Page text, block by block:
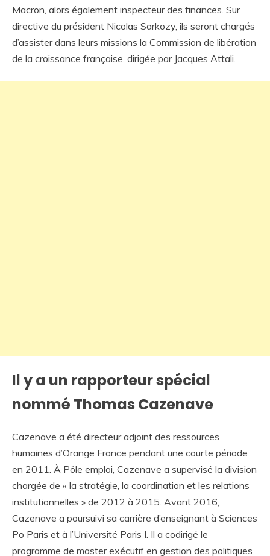
Macron, alors également inspecteur des finances. Sur
directive du président Nicolas Sarkozy, ils seront chargés
d’assister dans leurs missions la Commission de libération
de la croissance française, dirigée par Jacques Attali.
Il y a un rapporteur spécial
nommé Thomas Cazenave
Cazenave a été directeur adjoint des ressources
humaines d’Orange France pendant une courte période
en 2011. À Pôle emploi, Cazenave a supervisé la division
chargée de « la stratégie, la coordination et les relations
institutionnelles » de 2012 à 2015. Avant 2016,
Cazenave a poursuivi sa carrière d’enseignant à Sciences
Po Paris et à l’Université Paris I. Il a codirigé le
programme de master exécutif en gestion des politiques